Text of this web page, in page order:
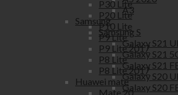
A3
Samsung
Samsung S
Galaxy S21
Galaxy S21
Galaxy S21
Galaxy S20
Galaxy S20
P30 Lite
P20 Lite
P10 Lite
P9 Lite
P9 Lite 2017
P8 Lite
P8 Lite 2017
Huawei mate
Mate 20